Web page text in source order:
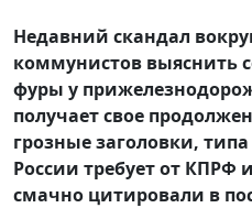
Недавний скандал
коммунистов выяснить
фуры у
получает свое
грозные заголовки,
России требует от
смачно цитировали в